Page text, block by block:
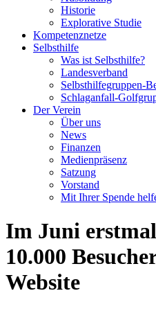
Historie
Explorative Studie
Kompetenznetze
Selbsthilfe
Was ist Selbsthilfe?
Landesverband
Selbsthilfegruppen-
Schlaganfall-
Der Verein
Über uns
News
Finanzen
Medienpräsenz
Satzung
Vorstand
Mit Ihrer Spende
Im Juni
10.000
Website